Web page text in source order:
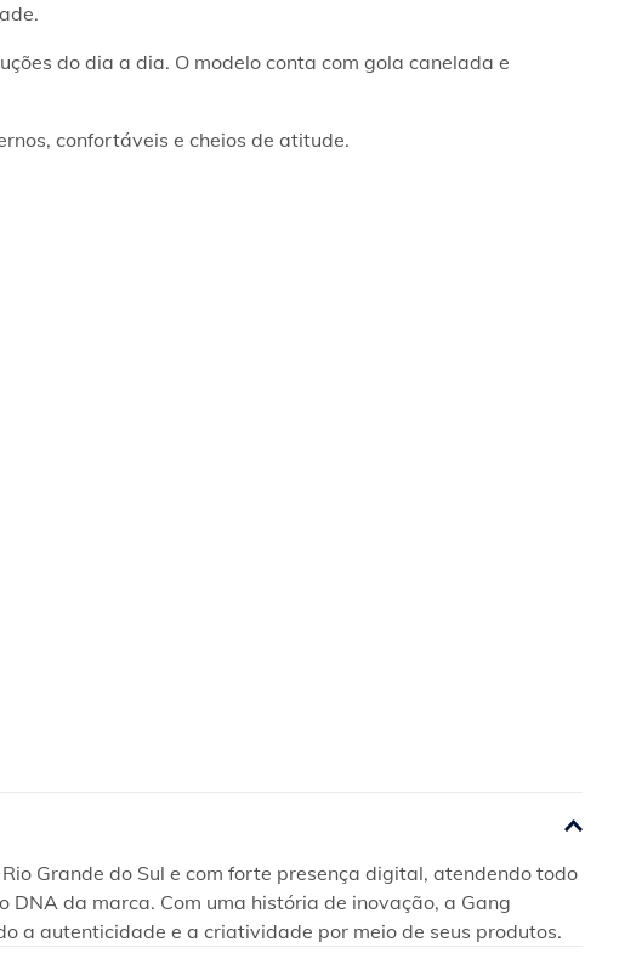
do dia a dia. O modelo conta com gola canelada e
confortáveis e cheios de atitude.
Grande do Sul e com forte presença digital, atendendo todo
da marca. Com uma história de inovação, a Gang
a autenticidade e a criatividade por meio de seus produtos.